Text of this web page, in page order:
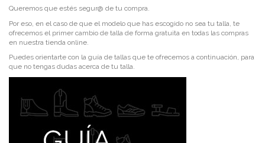
Queremos que estés segur@ de tu compra.
Por eso, en el caso de que el modelo que has escogido no sea tu talla, te
ofrecemos el primer cambio de talla de forma gratuita en todas las compras
en nuestra tienda online.
Puedes orientarte con la guía de tallas que te ofrecemos a continuación, para
que no tengas dudas acerca de tu talla.